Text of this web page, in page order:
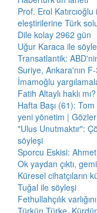
Prof. Erol
eleştirilerine Türk
Dile kolay 2962 gün
Uğur Karaca ile
Transatlantik:
Suriye, Ankara'nın
İmamoğlu
Fatih Altaylı haklı
Hafta Başı (61):
yeni yönetim |
"Ulus Unutmaktır":
söyleşi
Sporcu Eskisi:
Ok yaydan çıktı,
Küresel cihatçıların
Tuğal ile söyleşi
Fethullahçılık
Türkün Türke,